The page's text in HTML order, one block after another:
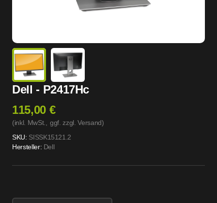
Dell - P2417Hc
115,00 €
(inkl. MwSt., ggf. zzgl. Versand)
SKU: SISSK15121.2
Hersteller: Dell